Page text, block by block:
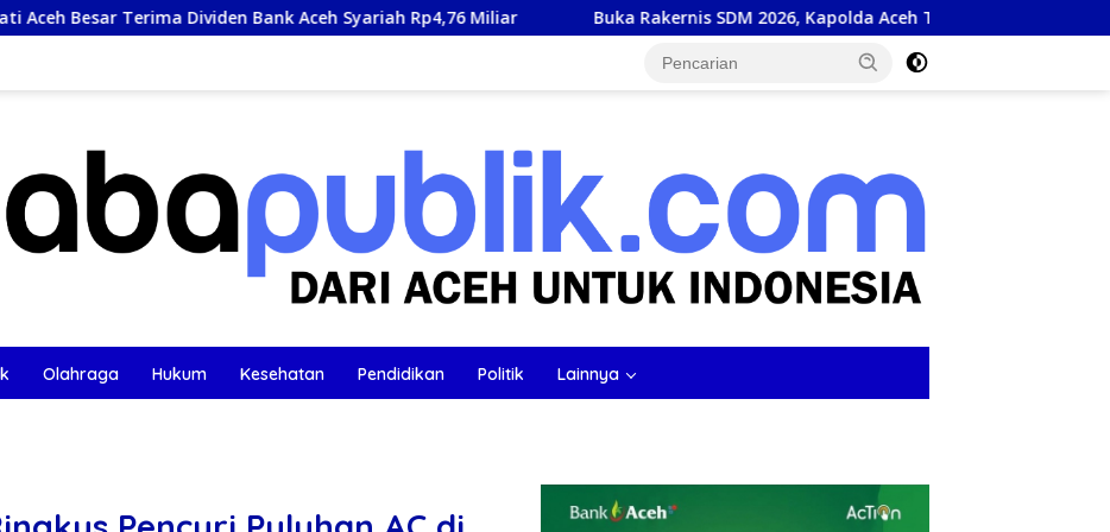
Bank Aceh Syariah Rp4,76 Miliar Buka Rakernis SDM 2026, Kapolda Aceh Tegaskan SDM Unggul Kunci Pelayanan
Olahraga Hukum Kesehatan Pendidikan Politik Lainnya